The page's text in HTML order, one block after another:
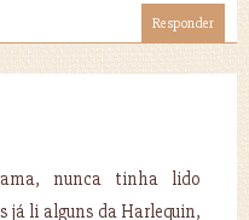
Responder
nunca tinha lido
já li alguns da Harlequin,